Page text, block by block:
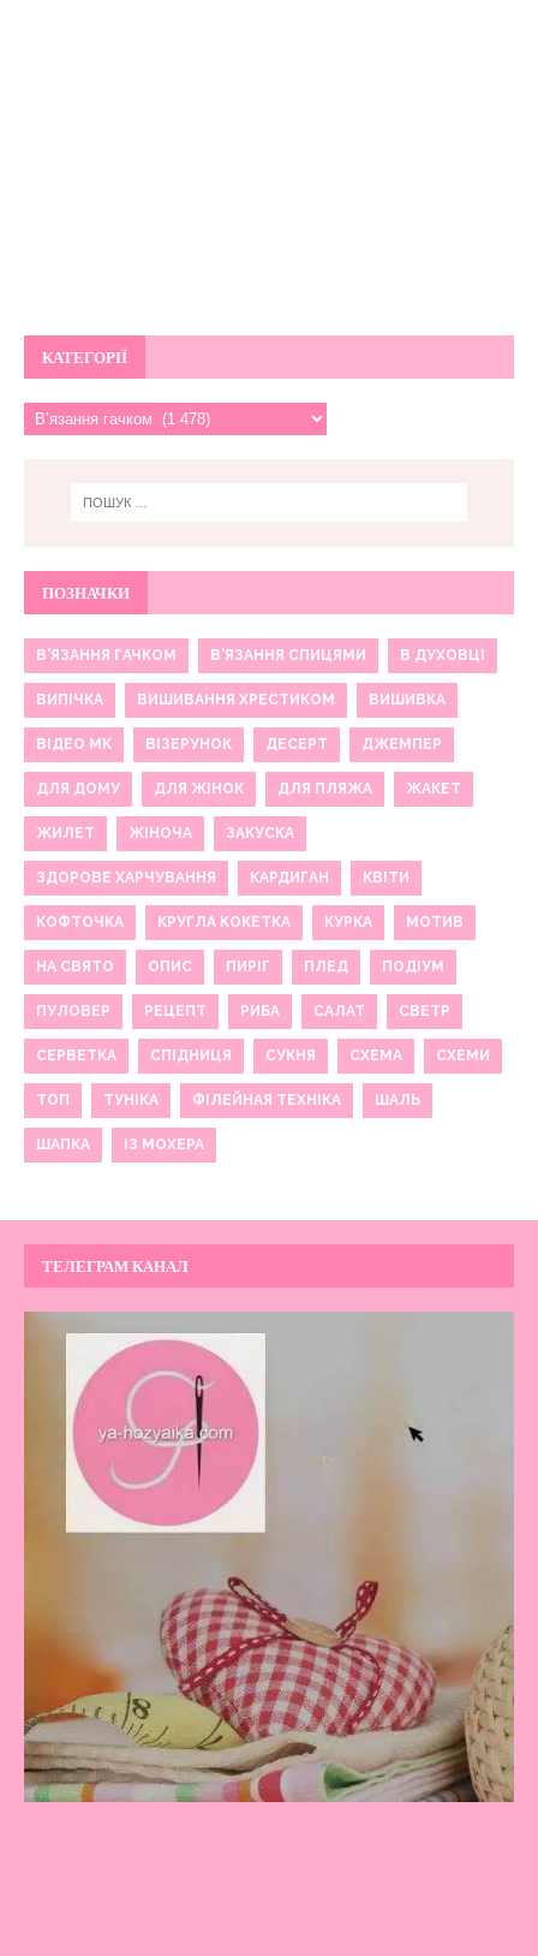
КАТЕГОРІЇ
ПОЗНАЧКИ
В'ЯЗАННЯ ГАЧКОМ В'ЯЗАННЯ СПИЦЯМИ В ДУХОВЦІ
ВИПІЧКА ВИШИВАННЯ ХРЕСТИКОМ ВИШИВКА
ВІДЕО МК ВІЗЕРУНОК ДЕСЕРТ ДЖЕМПЕР
ДЛЯ ДОМУ ДЛЯ ЖІНОК ДЛЯ ПЛЯЖА ЖАКЕТ
ЖИЛЕТ ЖІНОЧА ЗАКУСКА
ЗДОРОВЕ ХАРЧУВАННЯ КАРДИГАН КВІТИ
КОФТОЧКА КРУГЛА КОКЕТКА КУРКА МОТИВ
НА СВЯТО ОПИС ПИРІГ ПЛЕД ПОДІУМ
ПУЛОВЕР РЕЦЕПТ РИБА САЛАТ СВЕТР
СЕРВЕТКА СПІДНИЦЯ СУКНЯ СХЕМА СХЕМИ
ТОП ТУНІКА ФІЛЕЙНАЯ ТЕХНІКА ШАЛЬ
ШАПКА ІЗ МОХЕРА
ТЕЛЕГРАМ КАНАЛ